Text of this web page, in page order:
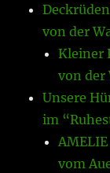
von der
Kleiner
von der
Unsere
im
AMELIE
vom